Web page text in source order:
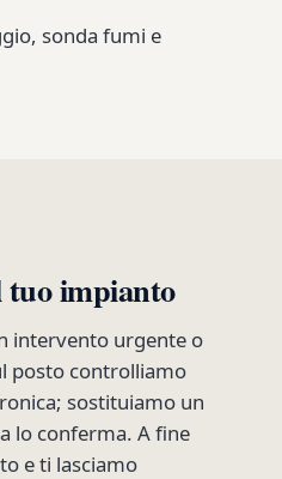
sonda fumi e
tuo impianto
intervento urgente o
posto controlliamo
sostituiamo un
lo conferma. A fine
e ti lasciamo